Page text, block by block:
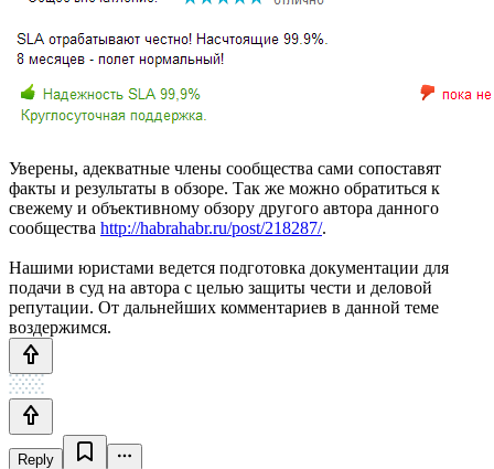
Уверены, адекватные члены сообщества сами сопоставят
факты и результаты в обзоре. Так же можно обратиться к
свежему и объективному обзору другого автора данного
сообщества http://habrahabr.ru/post/218287/.
Нашими юристами ведется подготовка документации для
подачи в суд на автора с целью защиты чести и деловой
репутации. От дальнейших комментариев в данной теме
воздержимся.
Reply